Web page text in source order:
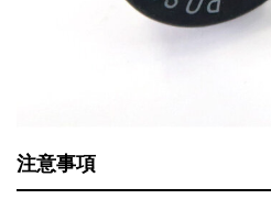
注意事項